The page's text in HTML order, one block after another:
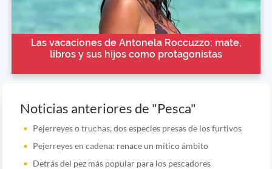
Las vacaciones de Antonela Roccuzzo: mate,
libros y sus hijos como protagonistas
Noticias anteriores de "Pesca"
Pejerreyes o truchas, dos especies presas de los furtivos
Pejerreyes en cadena: renace un mítico ámbito
Detrás del pez más popular para los pescadores